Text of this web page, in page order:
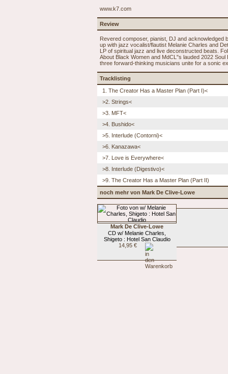
www.k7.com
Review
Revered composer, pianist, DJ and
up with jazz vocalist/flautist Melanie Charles and
LP of spiritual jazz and live deconstructed beats.
About Black Women and MdCL"s lauded 2022
three forward-thinking musicians unite for a sonic
Tracklisting
1. The Creator Has a Master Plan (Part I)<
>2. Strings<
>3. MFT<
>4. Bushido<
>5. Interlude (Contorni)<
>6. Kanazawa<
>7. Love is Everywhere<
>8. Interlude (Digestivo)<
>9. The Creator Has a Master Plan (Part II)
noch mehr von Mark De Clive-Lowe
Mark De Clive-Lowe
CD w/ Melanie Charles,
Shigeto : Hotel San Claudio
14,95 €